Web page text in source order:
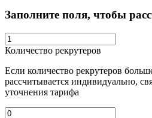
Заполните поля, чтобы
Количество рекрутеров
Если количество рекрутеров
рассчитывается индивидуально,
уточнения тарифа